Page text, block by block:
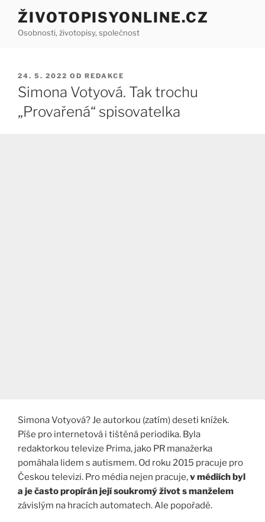
Přejít
obsahu
ŽIVOTOPISYONLINE.CZ
Osobnosti, životopisy, společnost
PUBLIKOVÁNO
24. 5. 2022 OD REDAKCE
Simona Votyová. Tak trochu
„Provařená“ spisovatelka
Simona Votyová? Je autorkou (zatím) deseti knížek.
Píše pro internetová i tištěná periodika. Byla
redaktorkou televize Prima, jako PR manažerka
pomáhala lidem s autismem. Od roku 2015 pracuje pro
Českou televizi. Pro média nejen pracuje,v médiích byl
a je často propírán její soukromý život s manželem
závislým na hracích automatech. Ale popořadě.